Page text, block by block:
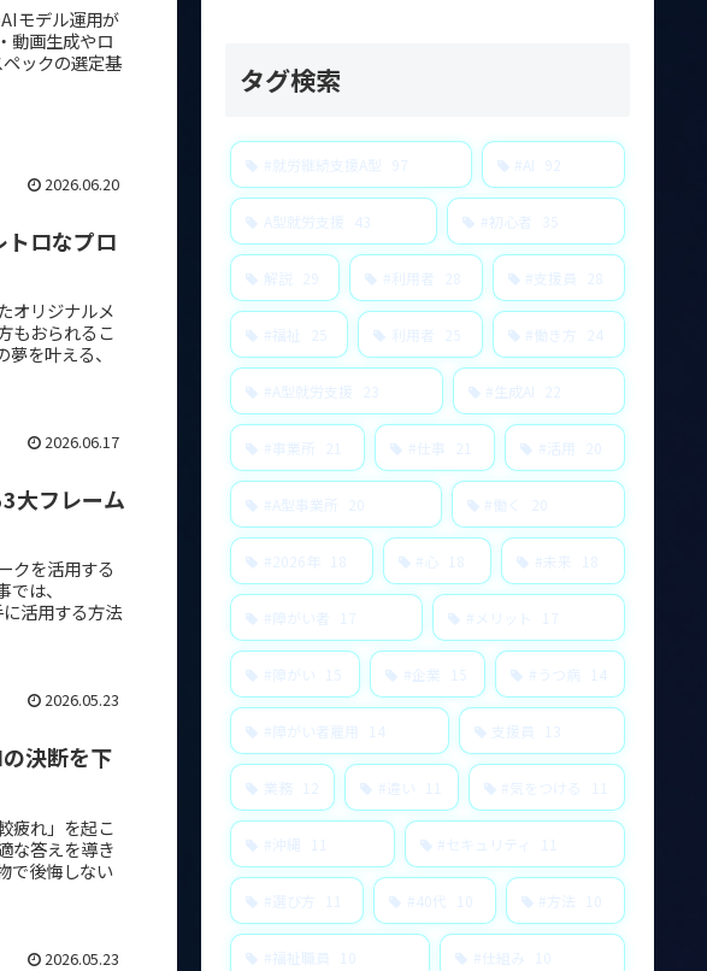
モデル運用が
動画生成やロ
ックの選定基
2026.06.20
ロなプロ
オリジナルメ
もおられるこ
を叶える、
2026.06.17
大フレーム
クを活用する
は、
活用する方法
2026.05.23
決断を下
疲れ」を起こ
な答えを導き
で後悔しない
2026.05.23
タグ検索
#就労継続支援A型 97 #AI 92
A型就労支援 43 #初心者 35
解説 29 #利用者 28 #支援員 28
#福祉 25 利用者 25 #働き方 24
#A型就労支援 23 #生成AI 22
#事業所 21 #仕事 21 #活用 20
#A型事業所 20 #働く 20
#2026年 18 #心 18 #未来 18
#障がい者 17 #メリット 17
#障がい 15 #企業 15 #うつ病 14
#障がい者雇用 14 支援員 13
業務 12 #違い 11 #気をつける 11
#沖縄 11 #セキュリティ 11
#選び方 11 #40代 10 #方法 10
#福祉職員 10 #仕組み 10